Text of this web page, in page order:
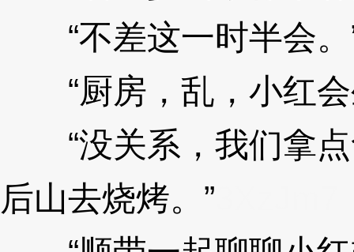
“不差这一时半会。
“厨房，乱，小红会
“没关系，我们拿点
后山去烧烤。”